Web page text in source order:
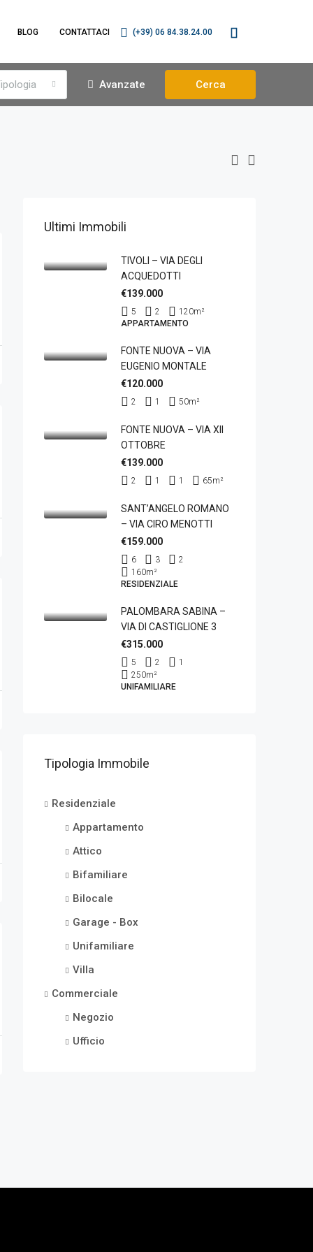
BLOG CONTATTACI (+39) 06 84.38.24.00
Avanzate Cerca
Ultimi Immobili
TIVOLI – VIA DEGLI
ACQUEDOTTI
€139.000
5 2 120m²
APPARTAMENTO
FONTE NUOVA – VIA
EUGENIO MONTALE
€120.000
2 1 50m²
FONTE NUOVA – VIA XII
OTTOBRE
€139.000
2 1 1 65m²
SANT’ANGELO ROMANO
– VIA CIRO MENOTTI
€159.000
6 3
2
160m²
RESIDENZIALE
PALOMBARA SABINA –
VIA DI CASTIGLIONE 3
€315.000
5 2
1
250m²
UNIFAMILIARE
Tipologia Immobile
Residenziale
Appartamento
Attico
Bifamiliare
Bilocale
Garage - Box
Unifamiliare
Villa
Commerciale
Negozio
Ufficio